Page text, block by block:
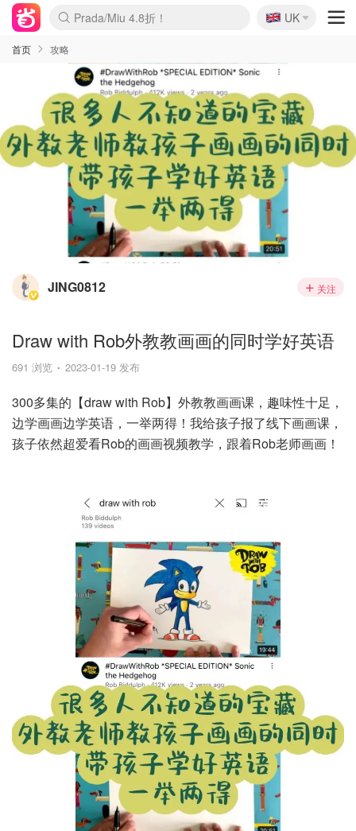
Prada/Miu 4.8折！
🇬🇧
UK
首页 攻略
JING0812 关注
Draw with Rob外教教画画的同时学好英语
691 浏览 2023-01-19 发布
300多集的【draw with Rob】外教教画画课，趣味性十足，
边学画画边学英语，一举两得！我给孩子报了线下画画课，
孩子依然超爱看Rob的画画视频教学，跟着Rob老师画画！